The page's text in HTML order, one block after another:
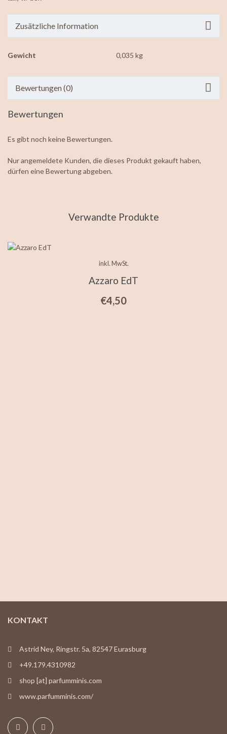
Zusätzliche Information
Gewicht 0,035 kg
Bewertungen (0)
Bewertungen
Es gibt noch keine Bewertungen.
Nur angemeldete Kunden, die dieses Produkt gekauft haben,
dürfen eine Bewertung abgeben.
Verwandte Produkte
inkl. MwSt.
Azzaro EdT
€4,50
KONTAKT
Astrid Ney, Ringstr. 5a, 82547 Eurasburg
+49.179.4310982
shop [at] parfumminis.com
www.parfumminis.com/